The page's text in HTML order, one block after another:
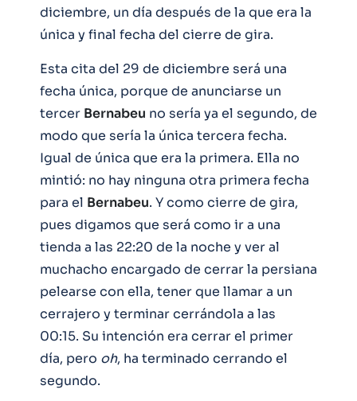
diciembre, un día después de la que era la
única y final fecha del cierre de gira.
Esta cita del 29 de diciembre será una
fecha única, porque de anunciarse un
tercer Bernabeu no sería ya el segundo, de
modo que sería la única tercera fecha.
Igual de única que era la primera. Ella no
mintió: no hay ninguna otra primera fecha
para el Bernabeu. Y como cierre de gira,
pues digamos que será como ir a una
tienda a las 22:20 de la noche y ver al
muchacho encargado de cerrar la persiana
pelearse con ella, tener que llamar a un
cerrajero y terminar cerrándola a las
00:15. Su intención era cerrar el primer
día, pero oh, ha terminado cerrando el
segundo.